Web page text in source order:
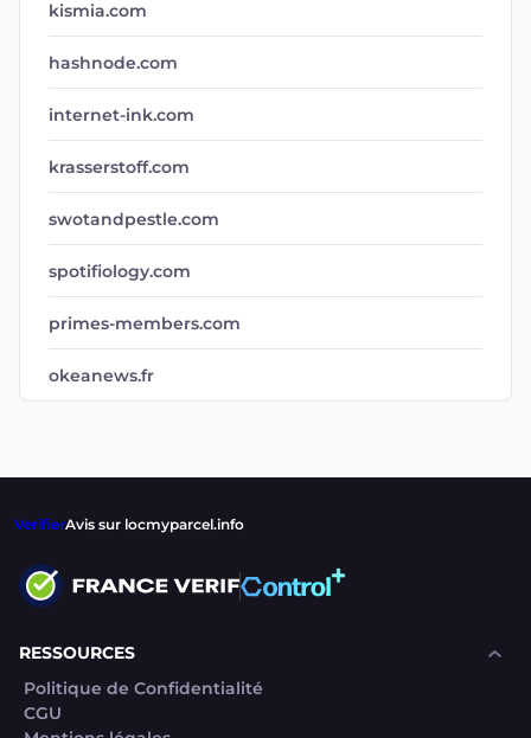
kismia.com
hashnode.com
internet-ink.com
krasserstoff.com
swotandpestle.com
spotifiology.com
primes-members.com
okeanews.fr
VerifierAvis sur locmyparcel.info
RESSOURCES
Politique de Confidentialité
CGU